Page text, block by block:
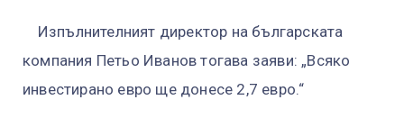
Изпълнителният директор на българската
компания Петьо Иванов тогава заяви: „Всяко
инвестирано евро ще донесе 2,7 евро.“